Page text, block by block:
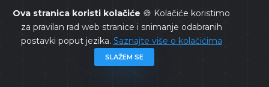
Ova stranica koristi kolačiće 🍪 Kolačiće koristimo
za pravilan rad web stranice i snimanje odabranih
postavki poput jezika. Saznajte više o kolačićima
SLAŽEM SE
nastalih u postupku pred Sudom BiH primjenjuje se odluka,
• Odluka o dopustivosti broj AP-1757/18 оd 19. februara
2020. godine